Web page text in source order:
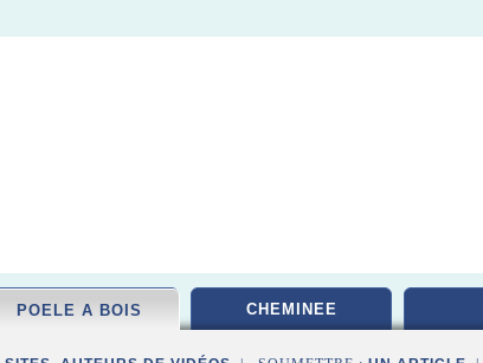
POELE A BOIS CHEMINEE